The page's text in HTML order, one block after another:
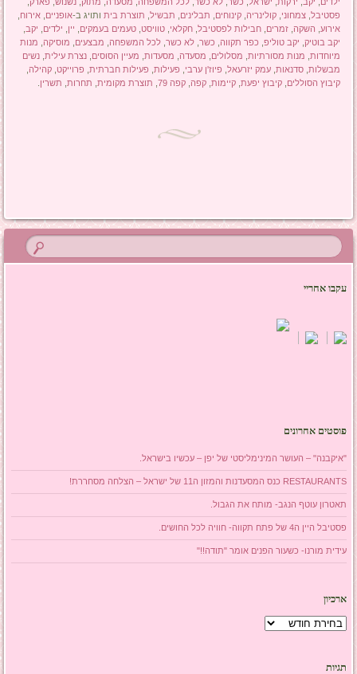
פסטיבל ,צמחוני ,קולינריה ,קינוחים תבלינים תבשיל תוצרת בית ותויג ב-אופניים ,אירוח
אירוע השקה ,זמרים ,חבילות לפסטיבל ,חקלאי ,טוויסט ,טעמים בעמקים יין ילדים יקב
יקב בוטיק יקב טוליפ כפר תקווה כשר ,לא כשר ,לכל המשפחה מבצעים מוסיקה מנות
מיוחדות מנות מסורתיות מסלולים מסעדה מסעדות מעיין הסוסים ,נצרת עילית ,נשים
מבשלות ,סדנאות ,עמק יזרעאל פיוז'ן ערבי פעילות פעילות חברתית פרוייקט ,קהילה
קיבוץ הסוללים ,קיבוץ יפעת ,קיימות ,קפה ,קפה 79 תוצרת מקומית תחרות תשרין
עקבו אחריי
פוסטים אחרונים
"איקבנה" – העושר המינימליסטי של יפן – עכשיו בישראל.
RESTAURANTS כנס המסעדנות והמזון ה11 של ישראל – הצלחה מסחררת!
תאטרון עוטף הנגב- מותח את הגבול.
פסטיבל היין ה4 של פתח תקווה- חוויה לכל החושים.
עידית מורנו- כשעור הפנים אומר "תודה!!"
ארכיון
ארכיון
תגיות